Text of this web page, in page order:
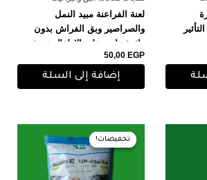
لعنة الفراعنة مبيد النمل
والصراصير وبق الفراش بدون
رائحة وامن على الاطفال عبوة
500 ملل 50,00 EGP
إضافة إلى السلة
تخفيضات!
تخفيضات!
السعر
الأصلي
125,00 EGP.
السعر
الحالي
هو:
120,00 EGP.